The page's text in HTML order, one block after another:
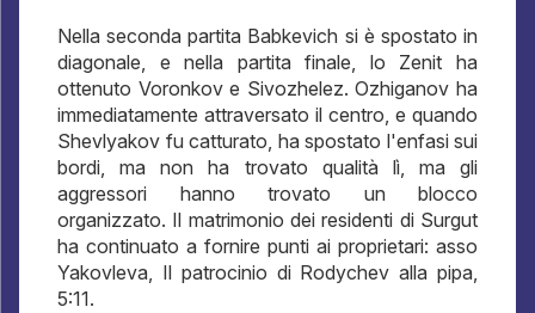
Nella seconda partita Babkevich si è spostato in
diagonale, e nella partita finale, lo Zenit ha
ottenuto Voronkov e Sivozhelez. Ozhiganov ha
immediatamente attraversato il centro, e quando
Shevlyakov fu catturato, ha spostato l'enfasi sui
bordi, ma non ha trovato qualità lì, ma gli
aggressori hanno trovato un blocco
organizzato. Il matrimonio dei residenti di Surgut
ha continuato a fornire punti ai proprietari: asso
Yakovleva, Il patrocinio di Rodychev alla pipa,
5:11.